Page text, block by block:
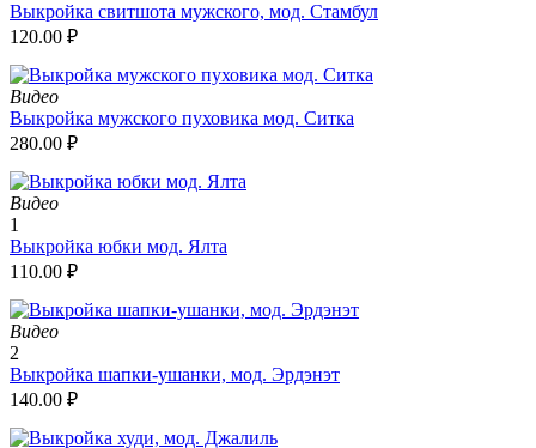
Выкройка свитшота мужского, мод. Стамбул
120.00 ₽
Видео
Выкройка мужского пуховика мод. Ситка
280.00 ₽
Видео
1
Выкройка юбки мод. Ялта
110.00 ₽
Видео
2
Выкройка шапки-ушанки, мод. Эрдэнэт
140.00 ₽